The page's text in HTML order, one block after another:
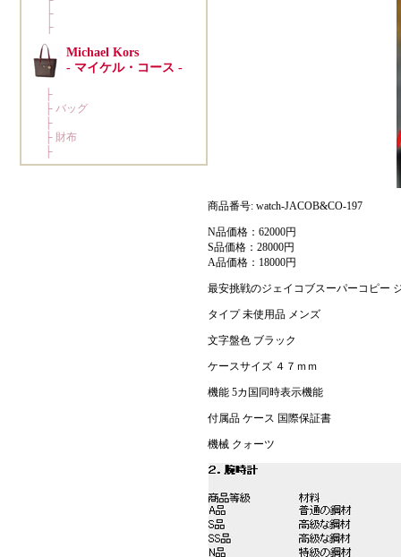
商品番号: watch-JACOB&CO-197
N品価格：62000円
S品価格：28000円
A品価格：18000円
最安挑戦のジェイコブスーパーコピー
タイプ 未使用品 メンズ
文字盤色 ブラック
ケースサイズ ４７ｍｍ
機能 5カ国同時表示機能
付属品 ケース 国際保証書
機械 クォーツ